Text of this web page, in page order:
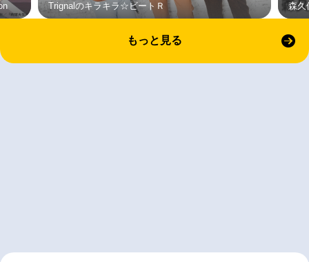
Trignalのキラキラ☆ビートＲ 森久
もっと見る